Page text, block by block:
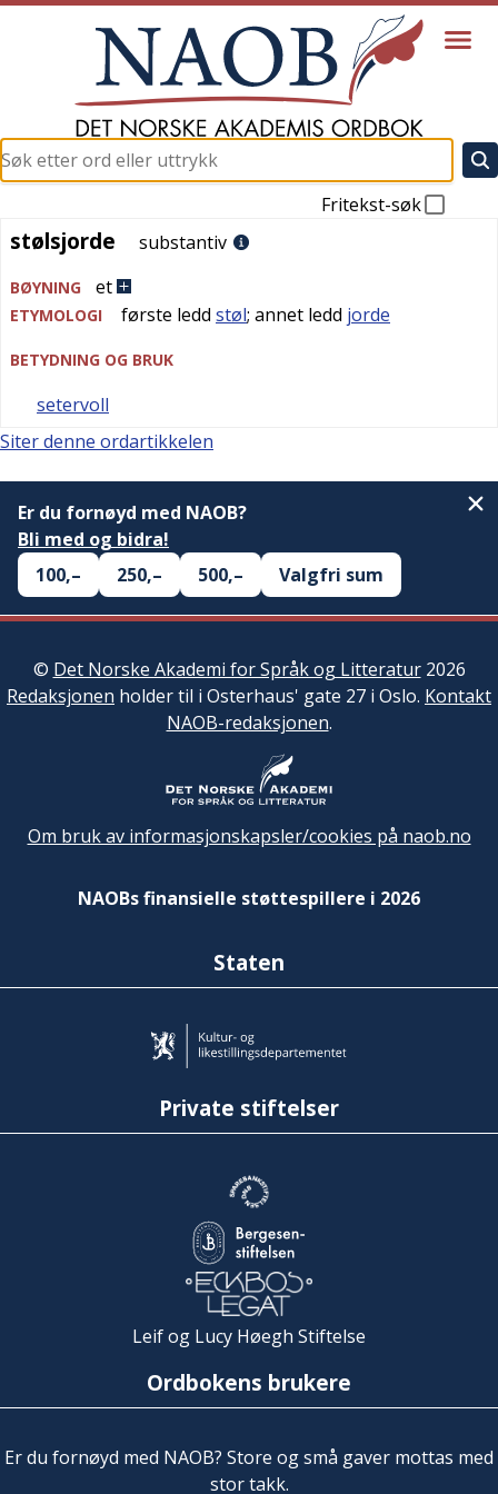
Fritekst-søk
stølsjorde
stølsjorde substantiv
BØYNING et
ETYMOLOGI første ledd støl; annet ledd jorde
BETYDNING OG BRUK
setervoll
Siter denne ordartikkelen
Er du fornøyd med NAOB?
Bli med og bidra!
100,–
250,– 500,– Valgfri sum
© Det Norske Akademi for Språk og Litteratur2026
Redaksjonen holder til i Osterhaus' gate 27 i Oslo. Kontakt
NAOB-redaksjonen.
Om bruk av informasjonskapsler/cookies på naob.no
NAOBs finansielle støttespillere i 2026
Staten
Private stiftelser
Leif og Lucy Høegh Stiftelse
Ordbokens brukere
Er du fornøyd med NAOB? Store og små gaver mottas med
stor takk.